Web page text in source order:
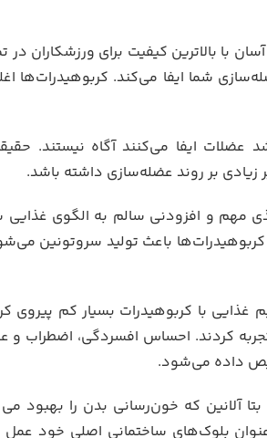
با بالاترین کیفیت برای ورزشکاران
شما ایفا می‌کند. کربوهیدرات‌ها
عضلات ایفا می‌کنند آگاه نیستند.
زیادی بر روند عضله‌سازی داشته باشد.
و افزودنی سالم به الگوی غذایی
باعث تولید سروتونین
با کربوهیدرات بسیار کم پیروی
تجربه کردند. احساس افسردگی، اضطراب
داده می‌شود.
بتا آلانین که خون‌رسانی بدن را
بلوک‌های ساختمانی اصلی خود عمل